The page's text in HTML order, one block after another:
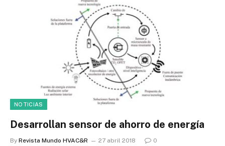
NOTICIAS
Desarrollan sensor de ahorro de energía
By Revista Mundo HVAC&R 27 abril 2018 0